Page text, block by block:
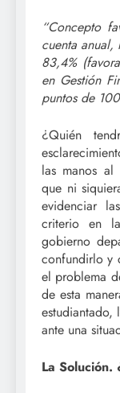
“Concepto
cuenta anual,
83,4%
en Gestión
puntos de
¿Quién
las manos
que ni
evidenciar
criterio en
gobierno
confundirlo y
el problema
de esta
estudiantado,
ante una
La Solución.